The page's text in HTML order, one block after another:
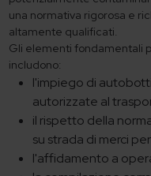
una normativa rigorosa e
altamente qualificati.
Gli elementi fondamentali
includono:
l'impiego di
autorizzate al
il rispetto della
su strada di merci
l'affidamento a